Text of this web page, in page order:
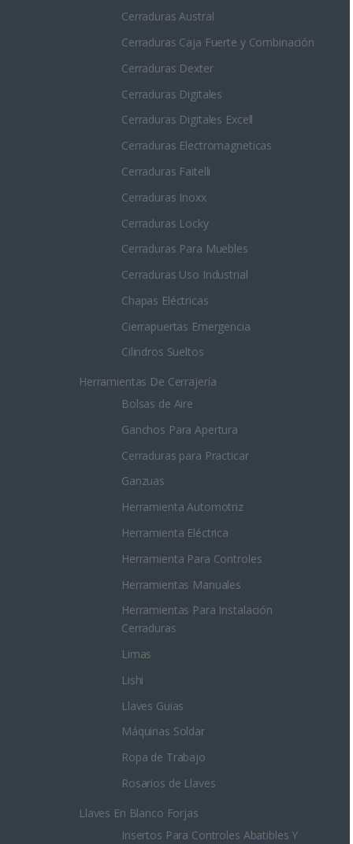
Cerraduras Austral
Cerraduras Caja Fuerte y Combinación
Cerraduras Dexter
Cerraduras Digitales
Cerraduras Digitales Excell
Cerraduras Electromagneticas
Cerraduras Faitelli
Cerraduras Inoxx
Cerraduras Locky
Cerraduras Para Muebles
Cerraduras Uso Industrial
Chapas Eléctricas
Cierrapuertas Emergencia
Cilindros Sueltos
Herramientas De Cerrajería
Bolsas de Aire
Ganchos Para Apertura
Cerraduras para Practicar
Ganzuas
Herramienta Automotriz
Herramienta Eléctrica
Herramienta Para Controles
Herramientas Manuales
Herramientas Para Instalación
Cerraduras
Limas
Lishi
Llaves Guias
Máquinas Soldar
Ropa de Trabajo
Rosarios de Llaves
Llaves En Blanco Forjas
Insertos Para Controles Abatibles Y